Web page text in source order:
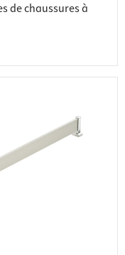
de chaussures à